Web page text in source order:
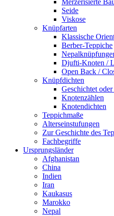
Merzerisierte
Seide
Viskose
Knüpfarten
Klassische
Berber-Teppiche
Djufti-Knoten /
Open Back /
Knüpfdichten
Geschichtet
Knotenzählen
Knotendichten
Teppichmaße
Alterseinstufungen
Zur Geschichte des
Fachbegriffe
Ursprungs­länder
Afghanistan
China
Indien
Iran
Kaukasus
Marokko
Nepal